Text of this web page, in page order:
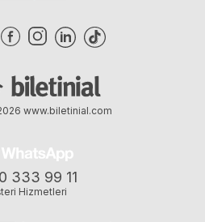
333 99 11
Hizmetleri
www.biletinial.com